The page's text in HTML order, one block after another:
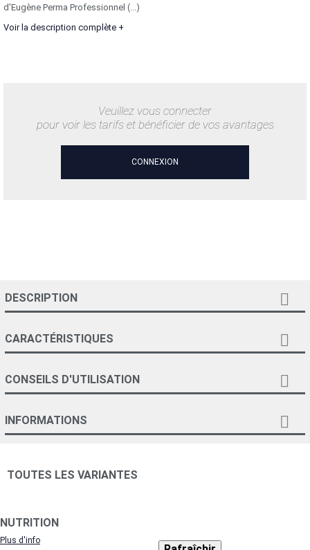
d'Eugène Perma Professionnel (...)
Voir la description complète +
Veuillez vous connecter
pour voir les tarifs et bénéficier de vos avantages
CONNEXION
DESCRIPTION 
CARACTÉRISTIQUES 
CONSEILS D'UTILISATION 
INFORMATIONS 
TOUTES LES VARIANTES
NUTRITION
Plus d'info